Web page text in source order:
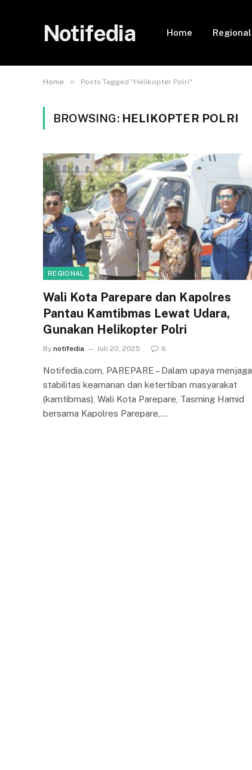
Notifedia Home Regional
Home » Posts Tagged "Helikopter Polri"
BROWSING: HELIKOPTER POLRI
REGIONAL
Wali Kota Parepare dan Kapolres
Pantau Kamtibmas Lewat Udara,
Gunakan Helikopter Polri
By notifedia Juli 20, 2025 6
Notifedia.com, PAREPARE – Dalam upaya menjaga
stabilitas keamanan dan ketertiban masyarakat
(kamtibmas), Wali Kota Parepare, Tasming Hamid
bersama Kapolres Parepare,…